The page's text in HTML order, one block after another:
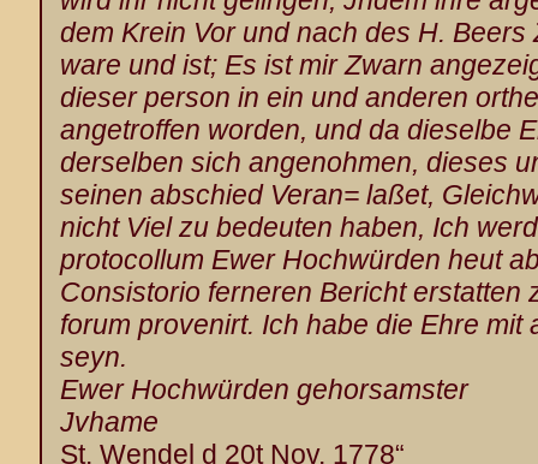
dem Krein Vor und nach des H.
ware und ist; Es ist mir Zwarn
dieser person in ein und anderen
angetroffen worden, und da dieselbe
derselben sich angenohmen, dieses
seinen abschied Veran= laßet,
nicht Viel zu bedeuten haben, Ich
protocollum Ewer Hochwürden heut
Consistorio ferneren Bericht erstatten
forum provenirt. Ich habe die Ehre mit
seyn.
Ewer Hochwürden gehorsamster
Jvhame
St. Wendel d 20t Nov. 1778“